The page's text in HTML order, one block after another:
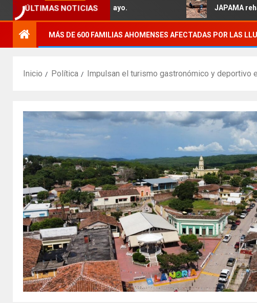
ÚLTIMAS NOTICIAS
familias del Ejido 5 de Mayo. JAPAMA
MÁS DE 600 FAMILIAS AHOMENSES AFECTADAS POR LAS
Inicio Política Impulsan el turismo gastronómico y deportivo